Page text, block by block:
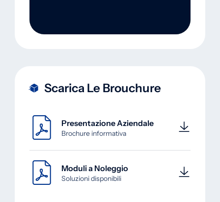
Scarica Le Brouchure
Presentazione Aziendale
Brochure informativa
Moduli a Noleggio
Soluzioni disponibili